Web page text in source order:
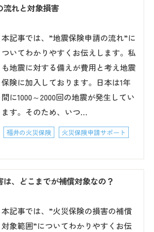
流れと対象損害
本記事では、”地震保険申請の流れ”に
ついてわかりやすくお伝えします。私
も地震に対する備えが費用と考え地震
保険に加入しております。日本は1年
間に1000～2000回の地震が発生してい
ます。そのため、いつ…
福井の火災保険
火災保険申請サポート
、どこまでが補償対象なの？
本記事では、”火災保険の損害の補償
対象範囲”についてわかりやすくお伝